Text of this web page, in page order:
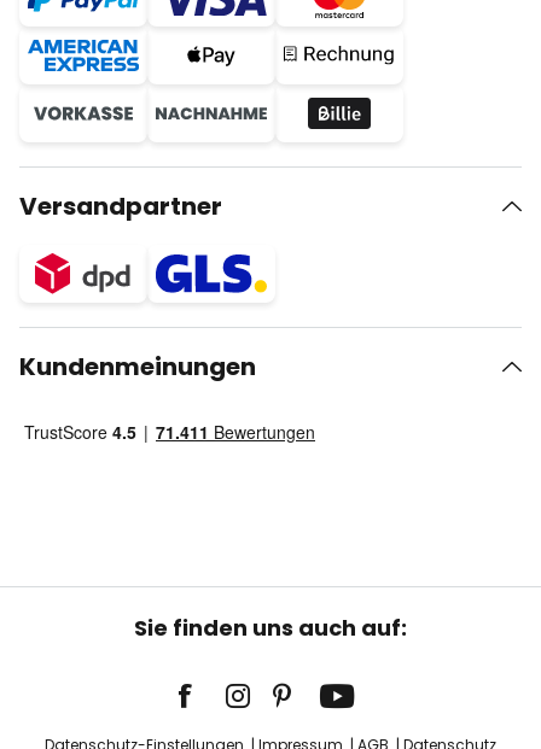
Versandpartner
Kundenmeinungen
Sie finden uns auch auf:
Datenschutz-Einstellungen Impressum AGB Datenschutz